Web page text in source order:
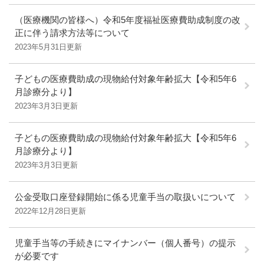
（医療機関の皆様へ）令和5年度福祉医療費助成制度の改
正に伴う請求方法等について
2023年5月31日更新
子どもの医療費助成の現物給付対象年齢拡大【令和5年6
月診療分より】
2023年3月3日更新
子どもの医療費助成の現物給付対象年齢拡大【令和5年6
月診療分より】
2023年3月3日更新
公金受取口座登録開始に係る児童手当の取扱いについて
2022年12月28日更新
児童手当等の手続きにマイナンバー（個人番号）の提示
が必要です